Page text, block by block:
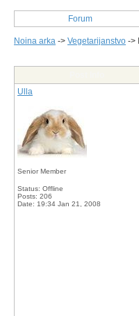
Forum
Noina arka -> Vegetarijanstvo ->
Ulla
Senior Member
Status: Offline
Posts: 206
Date: 19:34 Jan 21, 2008